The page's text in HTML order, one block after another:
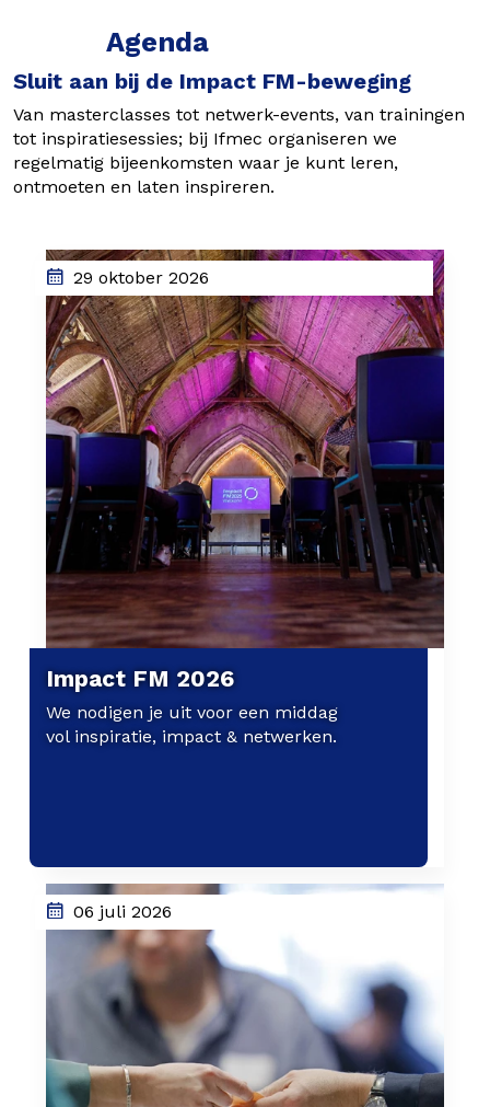
Agenda
Sluit aan bij de Impact FM-beweging
Van masterclasses tot netwerk-events, van trainingen
tot inspiratiesessies; bij Ifmec organiseren we
regelmatig bijeenkomsten waar je kunt leren,
ontmoeten en laten inspireren.
29 oktober 2026
Impact FM 2026
We nodigen je uit voor een middag
vol inspiratie, impact & netwerken.
06 juli 2026